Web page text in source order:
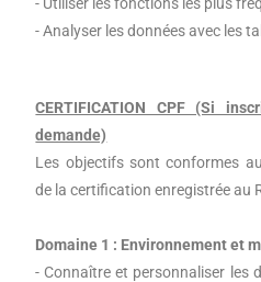
- Analyser les données avec les
CERTIFICATION CPF (Si
demande)
Les objectifs sont conformes
de la certification enregistrée au
Domaine 1 : Environnement et
- Connaître et personnaliser les